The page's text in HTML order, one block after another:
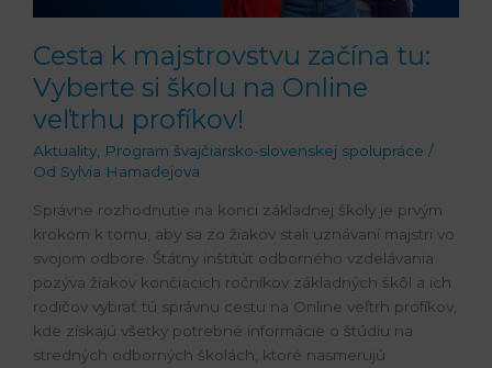
Cesta k majstrovstvu začína tu:
Vyberte si školu na Online
veľtrhu profíkov!
Aktuality Program švajčiarsko-slovenskej spolupráce /
Od Sylvia Hamadejova
Správne rozhodnutie na konci základnej školy je prvým
krokom k tomu, aby sa zo žiakov stali uznávaní majstri vo
svojom odbore. Štátny inštitút odborného vzdelávania
pozýva žiakov končiacich ročníkov základných škôl a ich
rodičov vybrať tú správnu cestu na Online veľtrh profíkov,
kde získajú všetky potrebné informácie o štúdiu na
stredných odborných školách, ktoré nasmerujú
profíkov!